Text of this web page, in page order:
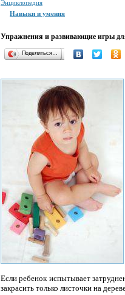
Энциклопедия
Навыки и умения
Упражнения и развивающие игры
Поделиться…
Если ребенок испытывает
закрасить только листочки на